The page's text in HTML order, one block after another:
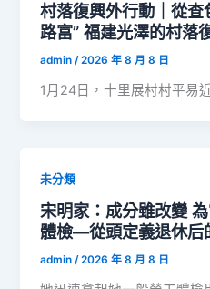
村落復興外行動｜從查
路富” 福建光澤的村落
admin/2026 年 8 月 8 日
1月24日，十里展村村平易
未分類
宋明家：成分雖改變
體檢—從頭定義退休后
admin /2026 年 8 月 8 日